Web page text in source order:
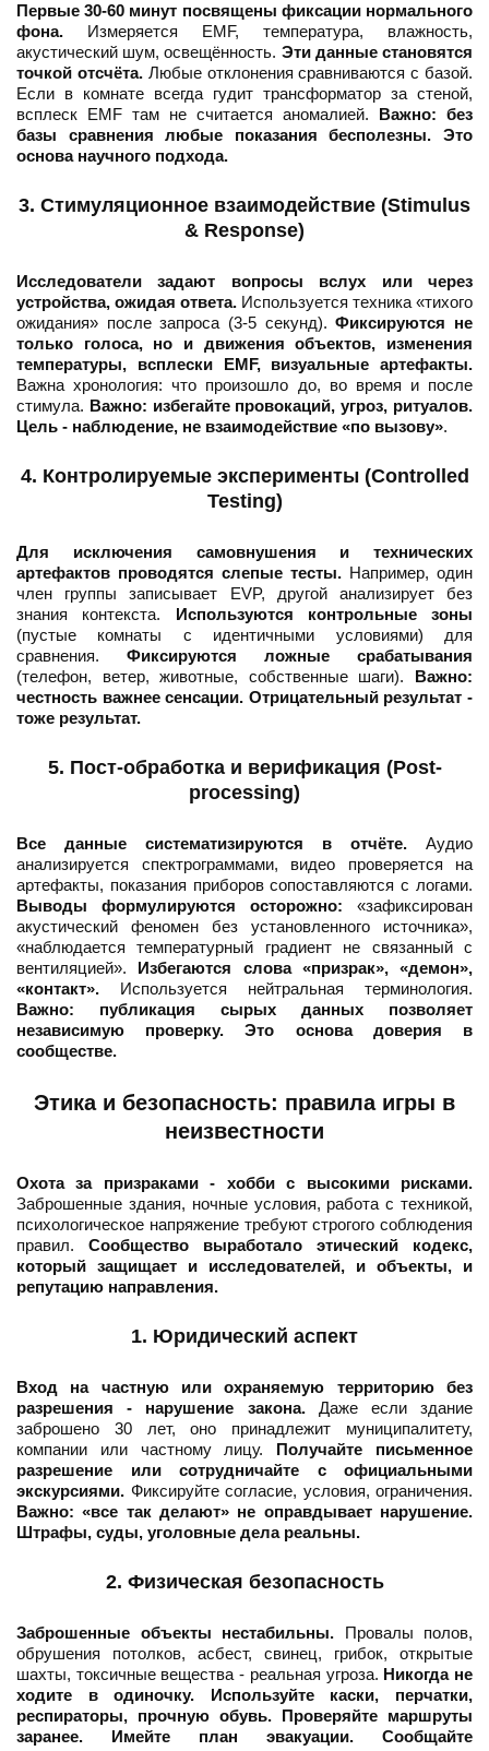
Первые 30-60 минут посвящены фиксации нормального
фона. Измеряется EMF, температура, влажность,
акустический шум, освещённость. Эти данные становятся
точкой отсчёта.Любые отклонения сравниваются с базой.
Если в комнате всегда гудит трансформатор за стеной,
всплеск EMF там не считается аномалией. Важно: без
базы сравнения любые показания бесполезны. Это
основа научного подхода.
3. Стимуляционное взаимодействие (Stimulus
& Response)
Исследователи задают вопросы вслух или через
устройства, ожидая ответа. Используется техника «тихого
ожидания» после запроса (3-5 секунд).Фиксируются не
только голоса, но и движения объектов, изменения
температуры, всплески EMF, визуальные артефакты.
Важна хронология: что произошло до, во время и после
стимула. Важно: избегайте провокаций, угроз, ритуалов.
Цель - наблюдение, не взаимодействие «по вызову».
4. Контролируемые эксперименты (Controlled
Testing)
Для исключения самовнушения и технических
артефактов проводятся слепые тесты. Например, один
член группы записывает EVP, другой анализирует без
знания контекста. Используются контрольные зоны
(пустые комнаты с идентичными условиями) для
сравнения. Фиксируются ложные срабатывания
(телефон, ветер, животные, собственные шаги). Важно:
честность важнее сенсации. Отрицательный результат -
тоже результат.
5. Пост-обработка и верификация (Post-
processing)
Все данные систематизируются в отчёте. Аудио
анализируется спектрограммами, видео проверяется на
артефакты, показания приборов сопоставляются с логами.
Выводы формулируются осторожно: «зафиксирован
акустический феномен без установленного источника»,
«наблюдается температурный градиент не связанный с
вентиляцией». Избегаются слова «призрак», «демон»,
«контакт». Используется нейтральная терминология.
Важно: публикация сырых данных позволяет
независимую проверку. Это основа доверия в
сообществе.
Этика и безопасность: правила игры в
неизвестности
Охота за призраками - хобби с высокими рисками.
Заброшенные здания, ночные условия, работа с техникой,
психологическое напряжение требуют строгого соблюдения
правил. Сообщество выработало этический кодекс,
который защищает и исследователей, и объекты, и
репутацию направления.
1. Юридический аспект
Вход на частную или охраняемую территорию без
разрешения - нарушение закона.Даже если здание
заброшено 30 лет, оно принадлежит муниципалитету,
компании или частному лицу. Получайте письменное
разрешение или сотрудничайте с официальными
экскурсиями. Фиксируйте согласие, условия, ограничения.
Важно: «все так делают» не оправдывает нарушение.
Штрафы, суды, уголовные дела реальны.
2. Физическая безопасность
Заброшенные объекты нестабильны. Провалы полов,
обрушения потолков, асбест, свинец, грибок, открытые
шахты, токсичные вещества - реальная угроза. Никогда не
ходите в одиночку. Используйте каски, перчатки,
респираторы, прочную обувь. Проверяйте маршруты
заранее. Имейте план эвакуации. Сообщайте